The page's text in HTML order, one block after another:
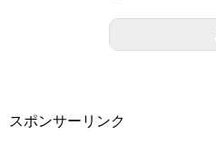
スポンサーリンク